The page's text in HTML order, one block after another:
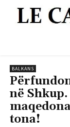
BALKANS
në
tona!